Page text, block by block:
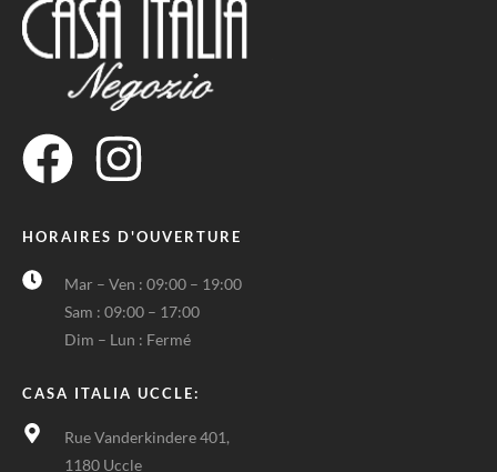
HORAIRES D'OUVERTURE
Mar – Ven : 09:00 – 19:00
Sam : 09:00 – 17:00
Dim – Lun : Fermé
CASA ITALIA UCCLE:
Rue Vanderkindere 401,
1180 Uccle